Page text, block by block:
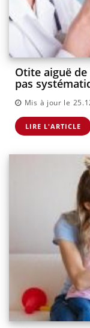
Otite aiguë de
pas
Mis à jour le
LIRE L'ARTICLE